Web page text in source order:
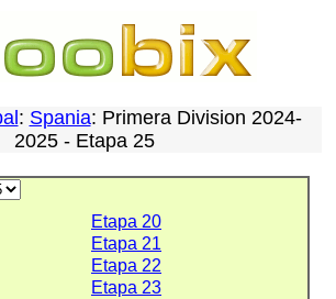
: Spania: Primera Division 2024-
2025 - Etapa 25
Etapa 20
Etapa 21
Etapa 22
Etapa 23